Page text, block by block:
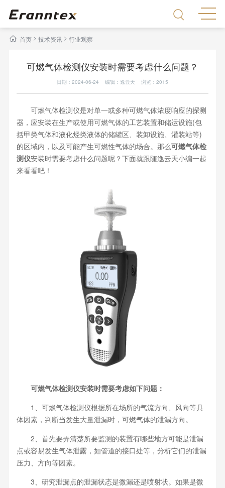
首页> 技术资讯 > 行业观察
可燃气体检测仪安装时需要考虑什么问题？
日期：2024-06-24 编辑：逸云天 浏览： 2015
可燃气体检测仪是对单一或多种可燃气体浓度响应的探测
器，应安装在生产或使用可燃气体的工艺装置和储运设施(包
括甲类气体和液化烃类液体的储罐区、装卸设施、灌装站等)
的区域内，以及可能产生可燃性气体的场合。那么可燃气体检
测仪安装时需要考虑什么问题呢？下面就跟随逸云天小编一起
来看看吧！
可燃气体检测仪安装时需要考虑如下问题：
1、可燃气体检测仪根据所在场所的气流方向、风向等具
体因素，判断当发生大量泄漏时，可燃气体的泄漏方向。
2、首先要弄清楚所要监测的装置有哪些地方可能是泄漏
点或容易发生气体泄露，如管道的接口处等，分析它们的泄漏
压力、方向等因素。
3、研究泄漏点的泄漏状态是微漏还是喷射状。如果是微